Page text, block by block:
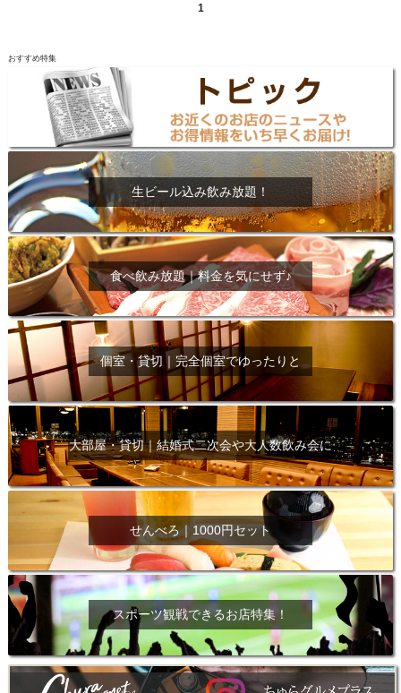
1
おすすめ特集
生ビール込み飲み放題！
食べ飲み放題｜料金を気にせず♪
個室・貸切｜完全個室でゆったりと
大部屋・貸切｜結婚式二次会や大人数飲み会に
せんべろ｜1000円セット
スポーツ観戦できるお店特集！